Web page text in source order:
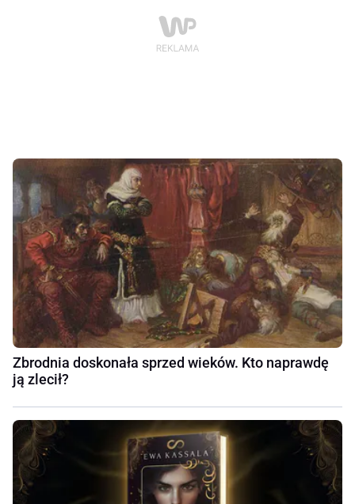
Zbrodnia doskonała sprzed wieków. Kto naprawdę
ją zlecił?